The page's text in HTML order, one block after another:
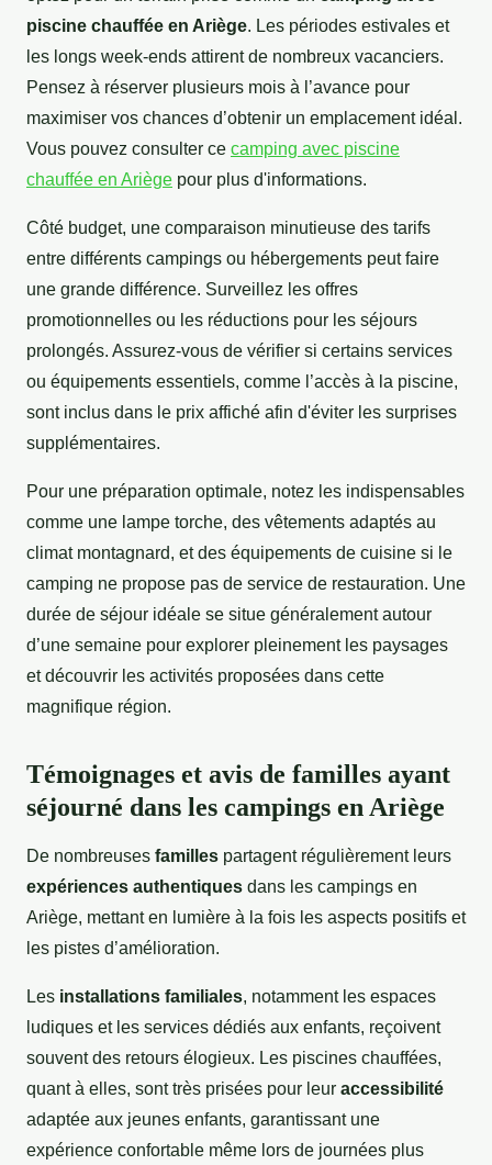
piscine chauffée en Ariège. Les périodes estivales et
les longs week-ends attirent de nombreux vacanciers.
Pensez à réserver plusieurs mois à l’avance pour
maximiser vos chances d’obtenir un emplacement idéal.
Vous pouvez consulter ce camping avec piscine
chauffée en Ariège pour plus d'informations.
Côté budget, une comparaison minutieuse des tarifs
entre différents campings ou hébergements peut faire
une grande différence. Surveillez les offres
promotionnelles ou les réductions pour les séjours
prolongés. Assurez-vous de vérifier si certains services
ou équipements essentiels, comme l’accès à la piscine,
sont inclus dans le prix affiché afin d'éviter les surprises
supplémentaires.
Pour une préparation optimale, notez les indispensables
comme une lampe torche, des vêtements adaptés au
climat montagnard, et des équipements de cuisine si le
camping ne propose pas de service de restauration. Une
durée de séjour idéale se situe généralement autour
d’une semaine pour explorer pleinement les paysages
et découvrir les activités proposées dans cette
magnifique région.
Témoignages et avis de familles ayant
séjourné dans les campings en Ariège
De nombreuses familles partagent régulièrement leurs
expériences authentiques dans les campings en
Ariège, mettant en lumière à la fois les aspects positifs et
les pistes d’amélioration.
Les installations familiales, notamment les espaces
ludiques et les services dédiés aux enfants, reçoivent
souvent des retours élogieux. Les piscines chauffées,
quant à elles, sont très prisées pour leur accessibilité
adaptée aux jeunes enfants, garantissant une
expérience confortable même lors de journées plus